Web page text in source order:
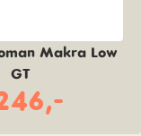
Makra Low
GT